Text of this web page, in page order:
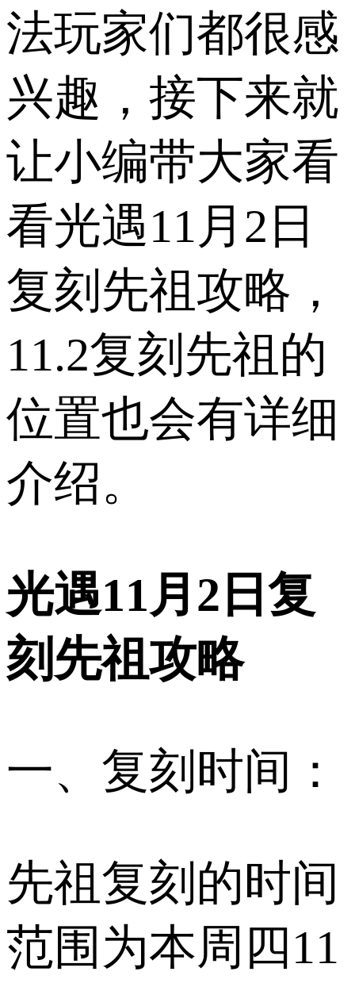
法玩家们都很感
兴趣，接下来就
让小编带大家看
看光遇11月2日
复刻先祖攻略，
11.2复刻先祖的
位置也会有详细
介绍。
光遇11月2日复
刻先祖攻略
一、复刻时间：
先祖复刻的时间
范围为本周四11